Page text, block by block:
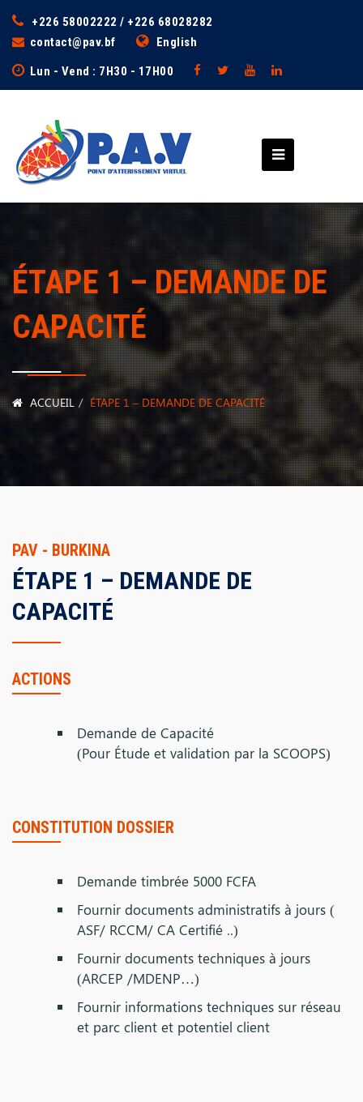
+226 58002222 / +226 68028282
contact@pav.bf
English
Lun - Vend : 7H30 - 17H00
ÉTAPE 1 – DEMANDE DE
CAPACITÉ
ACCUEIL ÉTAPE 1 – DEMANDE DE CAPACITÉ
PAV - BURKINA
ÉTAPE 1 – DEMANDE DE
CAPACITÉ
ACTIONS
Demande de Capacité
(Pour Étude et validation par la SCOOPS)
CONSTITUTION DOSSIER
Demande timbrée 5000 FCFA
Fournir documents administratifs à jours (
ASF/ RCCM/ CA Certifié ..)
Fournir documents techniques à jours
(ARCEP /MDENP…)
Fournir informations techniques sur réseau
et parc client et potentiel client